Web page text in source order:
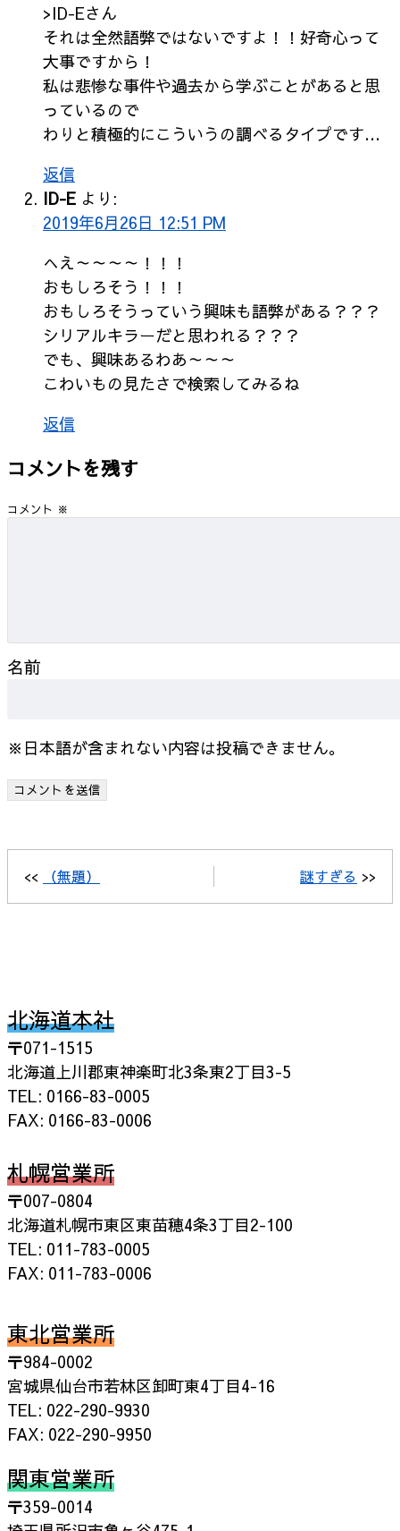
>ID-Eさん
それは全然語弊ではないですよ！！好奇心って
大事ですから！
私は悲惨な事件や過去から学ぶことがあると思
っているので
わりと積極的にこういうの調べるタイプです…
返信
ID-E より:
2019年6月26日 12:51 PM
へえ～～～～！！！
おもしろそう！！！
おもしろそうっていう興味も語弊がある？？？
シリアルキラーだと思われる？？？
でも、興味あるわあ～～～
こわいもの見たさで検索してみるね
返信
コメントを残す
コメント ※
名前
※日本語が含まれない内容は投稿できません。
<< （無題） 謎すぎる >>
北海道本社
〒071-1515
北海道上川郡東神楽町北3条東2丁目3-5
TEL: 0166-83-0005
FAX: 0166-83-0006
札幌営業所
〒007-0804
北海道札幌市東区東苗穂4条3丁目2-100
TEL: 011-783-0005
FAX: 011-783-0006
東北営業所
〒984-0002
宮城県仙台市若林区卸町東4丁目4-16
TEL: 022-290-9930
FAX: 022-290-9950
関東営業所
〒359-0014